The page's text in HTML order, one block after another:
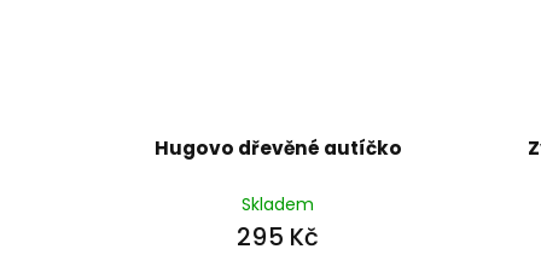
Hugovo dřevěné autíčko
Skladem
295 Kč